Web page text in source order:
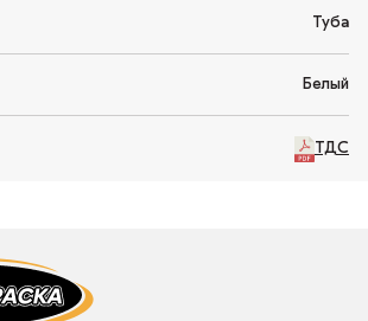
Туба
Белый
ТДС